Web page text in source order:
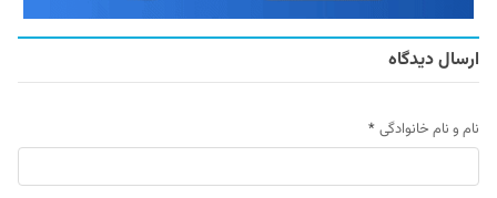
ارسال دیدگاه
نام و نام خانوادگی *